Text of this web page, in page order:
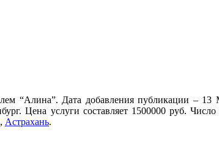
“Алина”. Дата добавления публикации –
Цена услуги составляет 1500000 руб.
, Астрахань.